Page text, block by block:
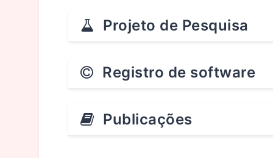
Projeto de Pesquisa
Registro de software
Publicações